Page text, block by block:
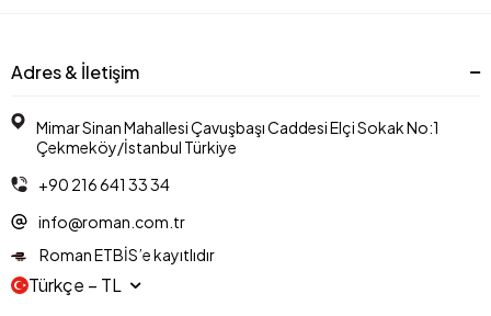
Adres & İletişim
Mimar Sinan Mahallesi Çavuşbaşı Caddesi Elçi Sokak No:1
Çekmeköy/İstanbul Türkiye
+90 216 641 33 34
info@roman.com.tr
Roman ETBİS’e kayıtlıdır
Türkçe − TL